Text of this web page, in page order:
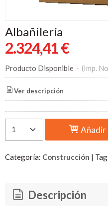
Albañilería
2.324,41 €
Producto Disponible - (Imp.
Ver descripción
Añadir
Categoría: Construcción |
Descripción